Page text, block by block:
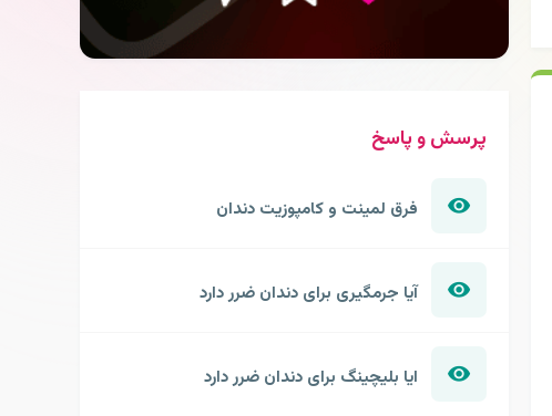
پرسش و پاسخ
فرق لمینت و کامپوزیت دندان
آیا جرمگیری برای دندان ضرر دارد
ایا بلیچینگ برای دندان ضرر دارد